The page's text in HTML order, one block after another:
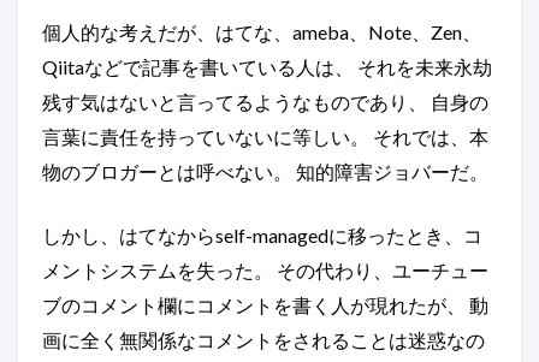
個人的な考えだが、はてな、ameba、Note、Zen、
Qiitaなどで記事を書いている人は、 それを未来永劫
残す気はないと言ってるようなものであり、 自身の
言葉に責任を持っていないに等しい。 それでは、本
物のブロガーとは呼べない。 知的障害ジョバーだ。
しかし、はてなからself-managedに移ったとき、コ
メントシステムを失った。 その代わり、ユーチュー
ブのコメント欄にコメントを書く人が現れたが、 動
画に全く無関係なコメントをされることは迷惑なの